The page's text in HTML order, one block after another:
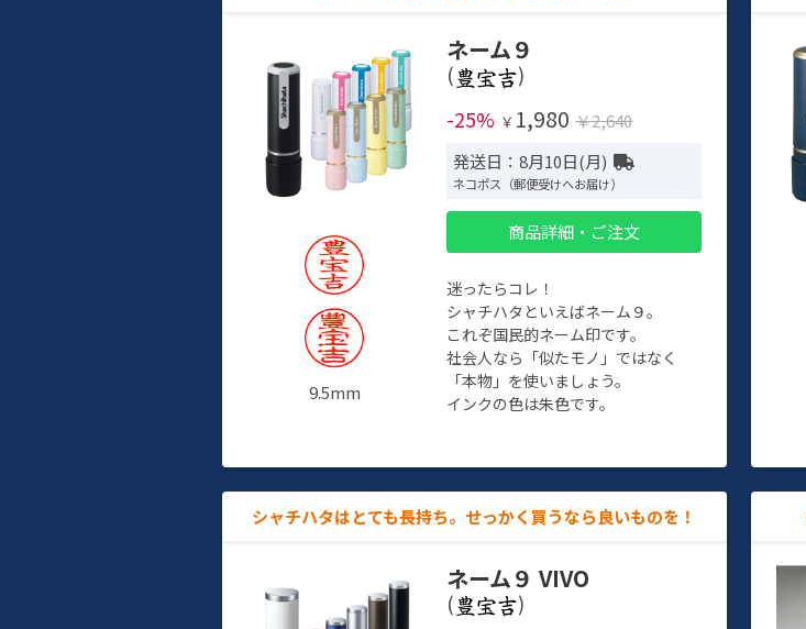
9.5mm
ネーム９
(
)
-25% ￥ 1,980 ￥2,640
発送日：8月10日(月)
ネコポス（郵便受けへお届け）
商品詳細・ご注文
迷ったらコレ！
シャチハタといえばネーム９。
これぞ国民的ネーム印です。
社会人なら「似たモノ」ではなく
「本物」を使いましょう。
インクの色は朱色です。
シャチハタはとても長持ち。せっかく買うなら良いものを！
ネーム９ VIVO
(
)